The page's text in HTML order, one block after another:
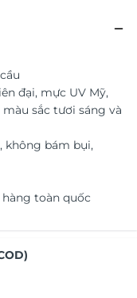
đại, mực UV Mỹ,
sắc tươi sáng và
không bám bụi,
toàn quốc